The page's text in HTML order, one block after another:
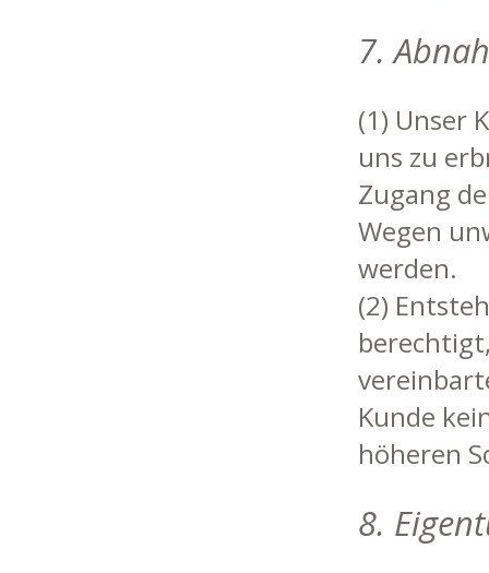
7.
(1) Unser
uns zu
Zugang
Wegen
werden.
(2)
Kunde
höheren
8.